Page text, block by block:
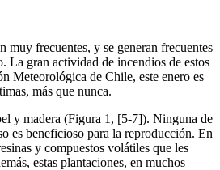
muy frecuentes, y se generan frecuentes
La gran actividad de incendios de estos
Meteorológica de Chile, este enero es
más que nunca.
y madera (Figura 1, [5-7]). Ninguna de
es beneficioso para la reproducción. En
y compuestos volátiles que les
estas plantaciones, en muchos